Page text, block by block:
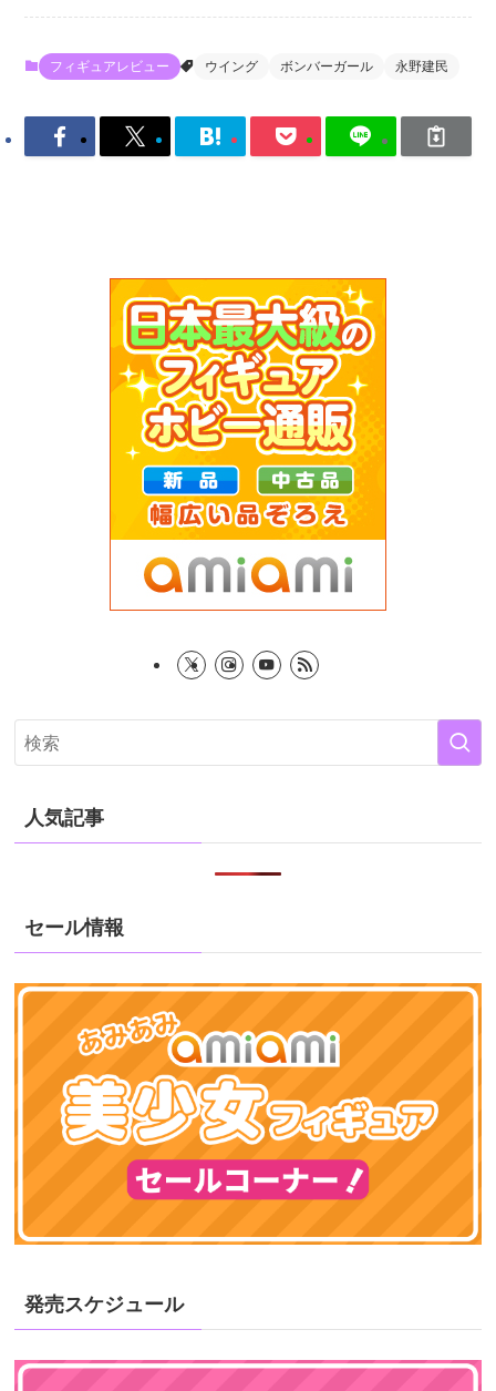
フィギュアレビュー ウイング ボンバーガール 永野建民
人気記事
セール情報
発売スケジュール